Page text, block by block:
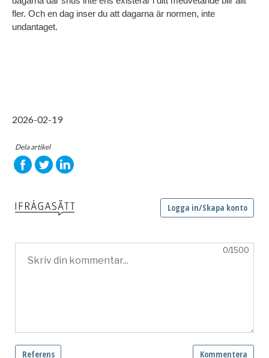
fler. Och en dag inser du att dagarna är normen, inte
undantaget.
2026-02-19
Dela artikel